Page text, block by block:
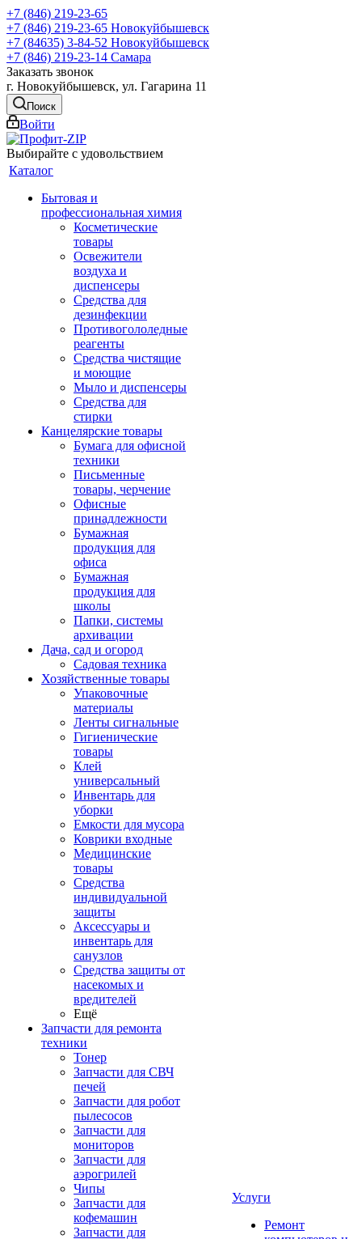
+7 (846) 219-23-65
+7 (846) 219-23-65 Новокуйбышевск
+7 (84635) 3-84-52 Новокуйбышевск
+7 (846) 219-23-14 Самара
Заказать звонок
г. Новокуйбышевск, ул. Гагарина 11
Поиск
Войти
Выбирайте с удовольствием
Каталог
Бытовая и
профессиональная химия
Косметические
товары
Освежители
воздуха и
диспенсеры
Средства для
дезинфекции
Противогололедные
реагенты
Средства чистящие
и моющие
Мыло и диспенсеры
Средства для
стирки
Канцелярские товары
Бумага для офисной
техники
Письменные
товары, черчение
Офисные
принадлежности
Бумажная
продукция для
офиса
Бумажная
продукция для
школы
Папки, системы
архивации
Дача, сад и огород
Садовая техника
Хозяйственные товары
Упаковочные
материалы
Ленты сигнальные
Гигиенические
товары
Клей
универсальный
Инвентарь для
уборки
Емкости для мусора
Коврики входные
Медицинские
товары
Средства
индивидуальной
защиты
Аксессуары и
инвентарь для
санузлов
Средства защиты от
насекомых и
вредителей
Ещё
Запчасти для ремонта
техники
Тонер
Запчасти для СВЧ
печей
Запчасти для робот
пылесосов
Запчасти для
мониторов
Запчасти для
аэрогрилей
Чипы
Запчасти для
кофемашин
Запчасти для
Услуги
Ремонт